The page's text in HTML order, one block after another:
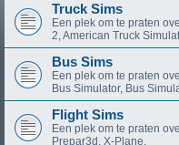
Truck Sims
Een plek om te praten
2, American Truck
Bus Sims
Een plek om te praten
Bus Simulator, Bus
Flight Sims
Een plek om te praten
Prepar3d, X-Plane.